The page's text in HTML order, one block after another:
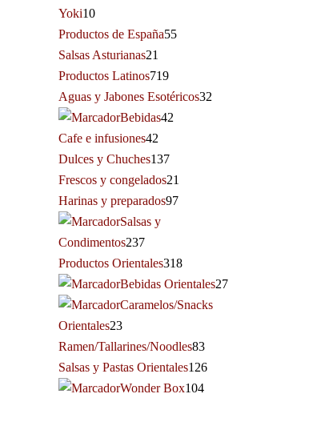
Yoki10
Productos de España55
Salsas Asturianas21
Productos Latinos719
Aguas y Jabones Esotéricos32
Bebidas42
Cafe e infusiones42
Dulces y Chuches137
Frescos y congelados21
Harinas y preparados97
Salsas y
Condimentos237
Productos Orientales318
Bebidas Orientales27
Caramelos/Snacks
Orientales23
Ramen/Tallarines/Noodles83
Salsas y Pastas Orientales126
Wonder Box104